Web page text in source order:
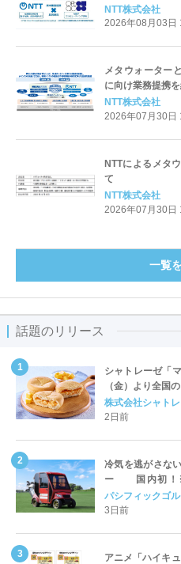
100万量子ビッ
た取り組みを具
NTT株式会社
2026年08月03日
メタウォーター
に向け業務提携
と地域課題の解
NTT株式会社
2026年07月30日
NTTによるメタ
て
NTT株式会社
2026年07月30日
一覧
話題のリリース
シャトレーゼ「
（金）より全国
株式会社シャト
2日前
冷気を逃がさな
ー 国内初！※
Cart（エアコン
パシフィックゴ
3日前
アニメ「ハイキ